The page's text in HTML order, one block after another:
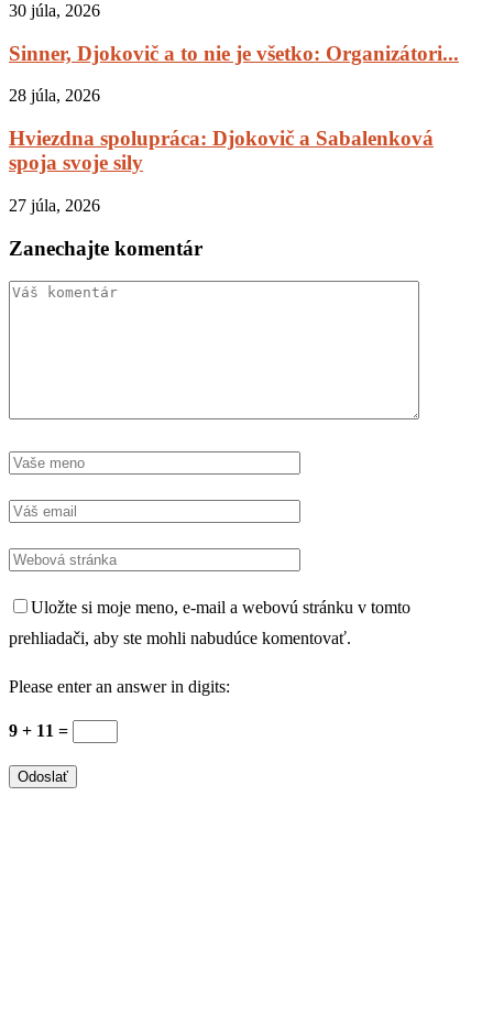
30 júla, 2026
Sinner, Djokovič a to nie je všetko: Organizátori...
28 júla, 2026
Hviezdna spolupráca: Djokovič a Sabalenková
spoja svoje sily
27 júla, 2026
Zanechajte komentár
Uložte si moje meno, e-mail a webovú stránku v tomto
prehliadači, aby ste mohli nabudúce komentovať.
Please enter an answer in digits:
9 + 11 =